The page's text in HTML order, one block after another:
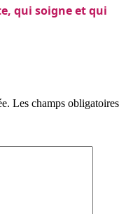
qui soigne et qui
Les champs obligatoires